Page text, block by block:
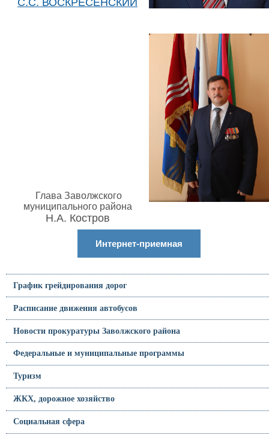
С.С. ВОСКРЕСЕНСКИЙ
Глава Заволжского
муниципального района
Н.А. Костров
Интернет-приемная
График грейдирования дорог
Расписание движения автобусов
Новости прокуратуры Заволжского района
Федеральные и муниципальные программы
Туризм
ЖКХ, дорожное хозяйство
Социальная сфера